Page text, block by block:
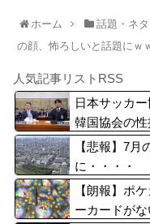
ホーム 話題・ネタ
の顔、怖ろしいと話題にｗ
人気記事リストRSS
日本サッカ
韓国協会の
【悲報】7
に・・・・
【朗報】ポ
ーカードが